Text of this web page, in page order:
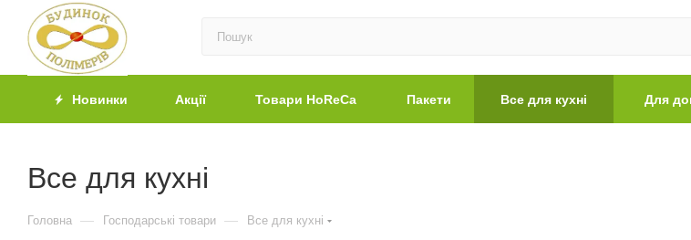
Новинки Акції Товари HoReCa Пакети Все для кухні Для
Все для кухні
Головна — Господарські товари — Все для кухні